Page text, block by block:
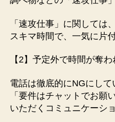
「速攻仕事」に関しては
スキマ時間で、一気に片
【2】予定外で時間が奪
電話は徹底的にNGにし
「要件はチャットでお願
いただくコミュニケーシ